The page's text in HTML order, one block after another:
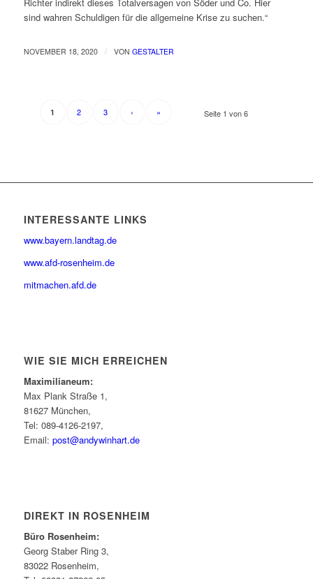
sind wahren Schuldigen für die allgemeine Krise zu suchen.“
NOVEMBER 18, 2020 / VON GESTALTER
Seite 1 von 6
1 2 3 › »
INTERESSANTE LINKS
www.bayern.landtag.de
www.afd-rosenheim.de
mitmachen.afd.de
WIE SIE MICH ERREICHEN
Maximilianeum:
Max Plank Straße 1,
81627 München,
Tel: 089-4126-2197,
Email: post@andywinhart.de
DIREKT IN ROSENHEIM
Büro Rosenheim:
Georg Staber Ring 3,
83022 Rosenheim,